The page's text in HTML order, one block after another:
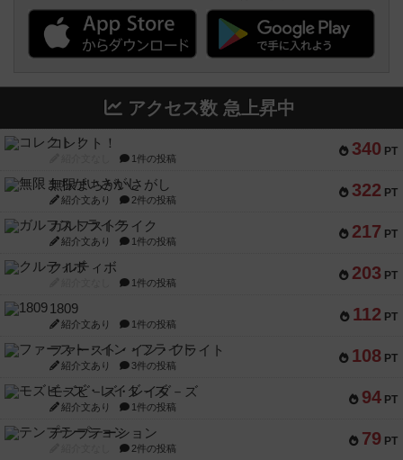
アクセス数 急上昇中
340 PT
コレクト！
1件の投稿
322 PT
無限まちがいさがし
紹介文あり 2件の投稿
217 PT
ガルフストライク
紹介文あり 1件の投稿
203 PT
クルティボ
1件の投稿
112 PT
1809
紹介文あり 1件の投稿
108 PT
ファースト・イン・フライト
紹介文あり 3件の投稿
94 PT
モズビ－ズ・レイダ－ズ
紹介文あり 1件の投稿
79 PT
テンプテーション
2件の投稿